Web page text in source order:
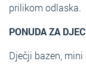
prilikom odlaska.
PONUDA ZA
Dječji bazen,